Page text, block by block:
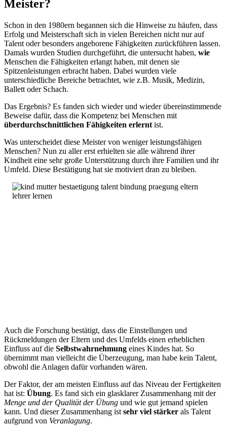
Meister?
Schon in den 1980ern begannen sich die Hinweise zu häufen, dass
Erfolg und Meisterschaft sich in vielen Bereichen nicht nur auf
Talent oder besonders angeborene Fähigkeiten zurückführen lassen.
Damals wurden Studien durchgeführt, die untersucht haben, wie
Menschen die Fähigkeiten erlangt haben, mit denen sie
Spitzenleistungen erbracht haben. Dabei wurden viele
unterschiedliche Bereiche betrachtet, wie z.B. Musik, Medizin,
Ballett oder Schach.
Das Ergebnis? Es fanden sich wieder und wieder übereinstimmende
Beweise dafür, dass die Kompetenz bei Menschen mit
überdurchschnittlichen Fähigkeiten erlernt ist.
Was unterscheidet diese Meister von weniger leistungsfähigen
Menschen? Nun zu aller erst erhielten sie alle während ihrer
Kindheit eine sehr große Unterstützung durch ihre Familien und ihr
Umfeld. Diese Bestätigung hat sie motiviert dran zu bleiben.
Auch die Forschung bestätigt, dass die Einstellungen und
Rückmeldungen der Eltern und des Umfelds einen erheblichen
Einfluss auf die Selbstwahrnehmung eines Kindes hat. So
übernimmt man vielleicht die Überzeugung, man habe kein Talent,
obwohl die Anlagen dafür vorhanden wären.
Der Faktor, der am meisten Einfluss auf das Niveau der Fertigkeiten
hat ist: Übung. Es fand sich ein glasklarer Zusammenhang mit der
Menge und der Qualität der Übung und wie gut jemand spielen
kann. Und dieser Zusammenhang ist sehr viel stärker als Talent
aufgrund von Veranlagung.